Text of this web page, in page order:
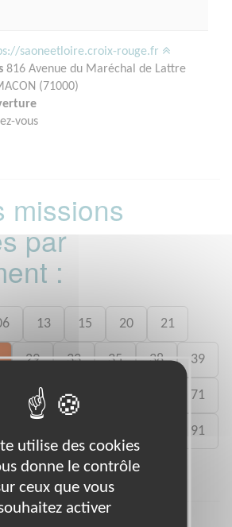
saoneetloire.croix-rouge.fr
816 Avenue du Maréchal de Lattre
(71000)
vous
missions
par
:
13 15 20 21
29 33 35 38 39
50 54 71
91
utilise des cookies
donne le contrôle
ceux que vous
activer